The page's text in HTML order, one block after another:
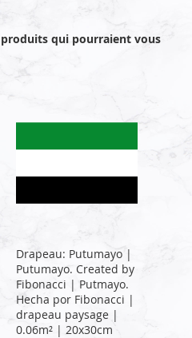
produits qui pourraient vous
Drapeau: Putumayo |
Putumayo. Created by
Fibonacci | Putmayo.
Hecha por Fibonacci |
drapeau paysage |
0.06m² | 20x30cm